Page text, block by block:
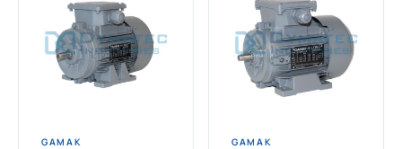
GAMAK GAMAK